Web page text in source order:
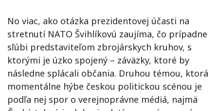
No viac, ako otázka prezidentovej účasti na
stretnutí NATO Švihlíkovú zaujíma, čo prípadne
sľúbi predstaviteľom zbrojárskych kruhov, s
ktorými je úzko spojený – záväzky, ktoré by
následne splácali občania. Druhou témou, ktorá
momentálne hýbe českou politickou scénou je
podľa nej spor o verejnoprávne médiá, najmä